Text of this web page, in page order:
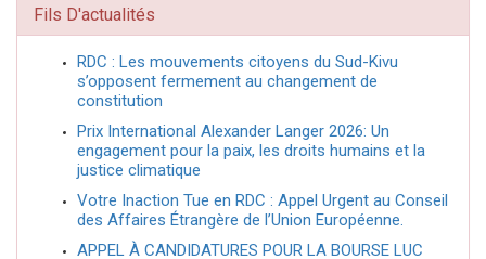
Fils D'actualités
RDC : Les mouvements citoyens du Sud-Kivu
s’opposent fermement au changement de
constitution
Prix International Alexander Langer 2026: Un
engagement pour la paix, les droits humains et la
justice climatique
Votre Inaction Tue en RDC : Appel Urgent au Conseil
des Affaires Étrangère de l’Union Européenne.
APPEL À CANDIDATURES POUR LA BOURSE LUC